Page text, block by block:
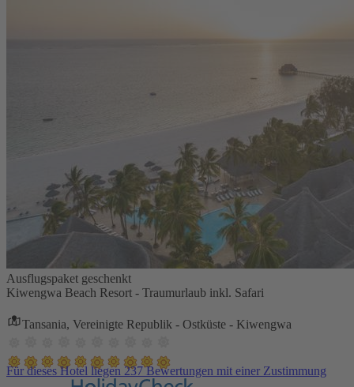
Ausflugspaket geschenkt
Kiwengwa Beach Resort - Traumurlaub inkl. Safari
Tansania, Vereinigte Republik - Ostküste - Kiwengwa
Für dieses Hotel liegen 237 Bewertungen mit einer Zustimmung